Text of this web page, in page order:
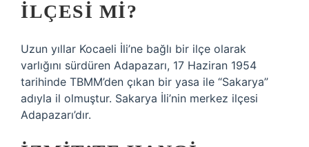
ILÇESI MI?
Uzun yıllar Kocaeli İli’ne bağlı bir ilçe olarak
varlığını sürdüren Adapazarı, 17 Haziran 1954
tarihinde TBMM’den çıkan bir yasa ile “Sakarya”
adıyla il olmuştur. Sakarya İli’nin merkez ilçesi
Adapazarı’dır.